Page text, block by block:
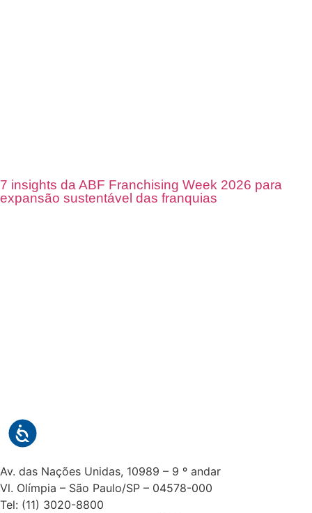
7 insights da ABF Franchising Week 2026 para
expansão sustentável das franquias
Av. das Nações Unidas, 10989 – 9 º andar
Vl. Olímpia – São Paulo/SP – 04578-000
Tel: (11) 3020-8800